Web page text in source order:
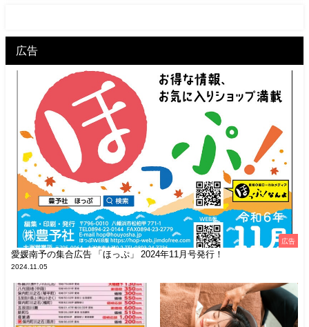
広告
広告
愛媛南予の集合広告 「ほっぷ」 2024年11月号発行！
2024.11.05